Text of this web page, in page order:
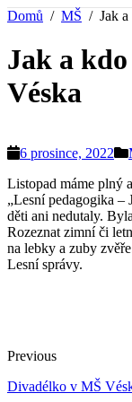
Domů MŠ Jak
Jak a
Véska
6 prosince, 2022
Listopad máme plný
„Lesní pedagogika –
děti ani nedutaly.
Rozeznat zimní či
na lebky a zuby
Lesní správy.
Previous
Divadélko v MŠ